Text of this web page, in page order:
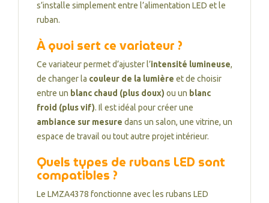
s’installe simplement entre l’alimentation LED et le
ruban.
À quoi sert ce variateur ?
Ce variateur permet d’ajuster l’intensité lumineuse,
de changer la couleur de la lumière et de choisir
entre un blanc chaud (plus doux) ou un blanc
froid (plus vif). Il est idéal pour créer une
ambiance sur mesure dans un salon, une vitrine, un
espace de travail ou tout autre projet intérieur.
Quels types de rubans LED sont
compatibles ?
Le LMZA4378 fonctionne avec les rubans LED